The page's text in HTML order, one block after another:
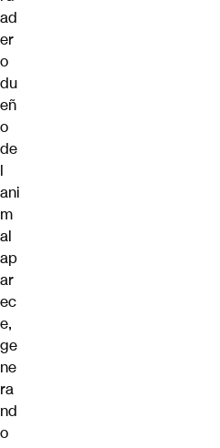
ad
er
o
du
eñ
o
de
l
ani
m
al
ap
ar
ec
e,
ge
ne
ra
nd
o